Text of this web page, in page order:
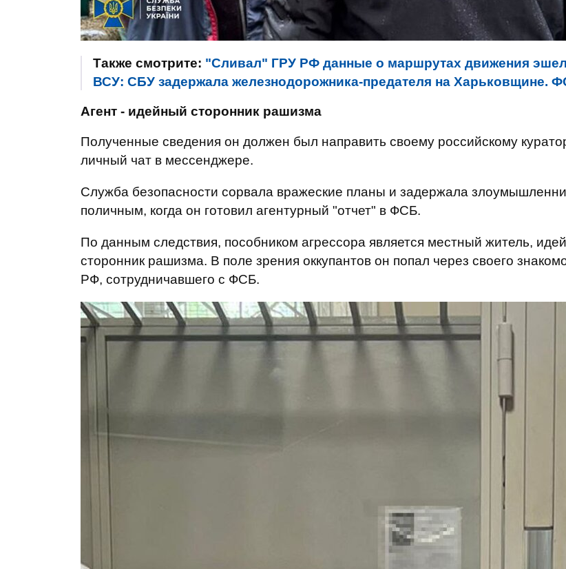
Также смотрите: "Сливал" ГРУ РФ данные о маршрутах движения
ВСУ: СБУ задержала железнодорожника-предателя на Харьковщине.
Агент - идейный сторонник рашизма
Полученные сведения он должен был направить своему российскому
личный чат в мессенджере.
Служба безопасности сорвала вражеские планы и задержала
поличным, когда он готовил агентурный "отчет" в ФСБ.
По данным следствия, пособником агрессора является местный житель,
сторонник рашизма. В поле зрения оккупантов он попал через своего
РФ, сотрудничавшего с ФСБ.